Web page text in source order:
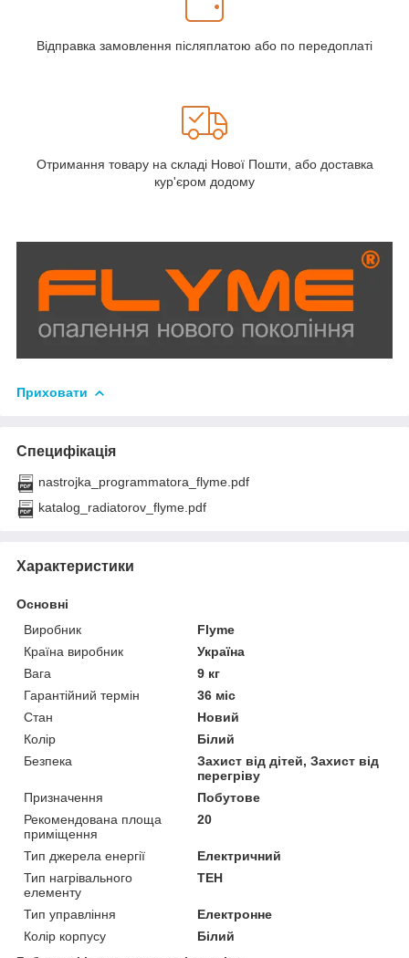
Відправка замовлення післяплатою або по передоплаті
Отримання товару на складі Нової Пошти, або доставка
кур'єром додому
Приховати
Специфікація
nastrojka_programmatora_flyme.pdf
katalog_radiatorov_flyme.pdf
Характеристики
Основні
Виробник
Flyme
Країна виробник
Україна
Вага
9 кг
Гарантійний термін
36 міс
Стан
Новий
Колір
Білий
Безпека
Захист від дітей, Захист від
перегріву
Призначення
Побутове
Рекомендована площа
приміщення
20
Тип джерела енергії
Електричний
Тип нагрівального
елементу
ТЕН
Тип управління
Електронне
Колір корпусу
Білий